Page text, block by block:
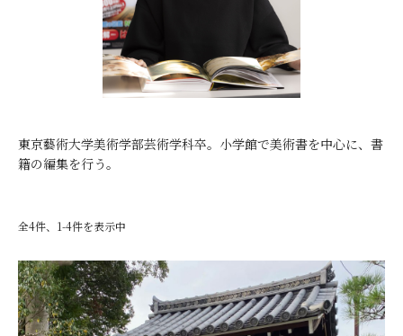
東京藝術大学美術学部芸術学科卒。小学館で美術書を中心に、書
籍の編集を行う。
全4件、1-4件を表示中